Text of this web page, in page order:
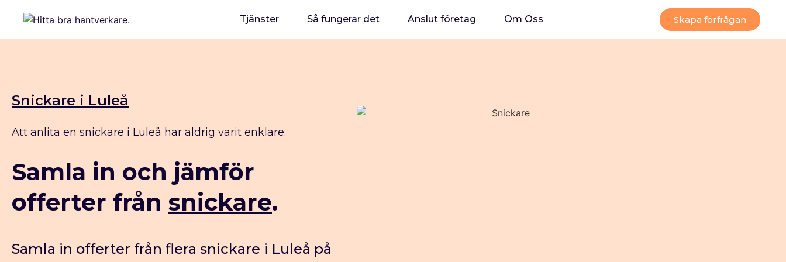
Tjänster Så fungerar det Anslut företag Om Oss Skapa förfrågan
Snickare i Luleå
Att anlita en snickare i Luleå har aldrig varit enklare.
Samla in och jämför
offerter från snickare.
Samla in offerter från flera snickare i Luleå på